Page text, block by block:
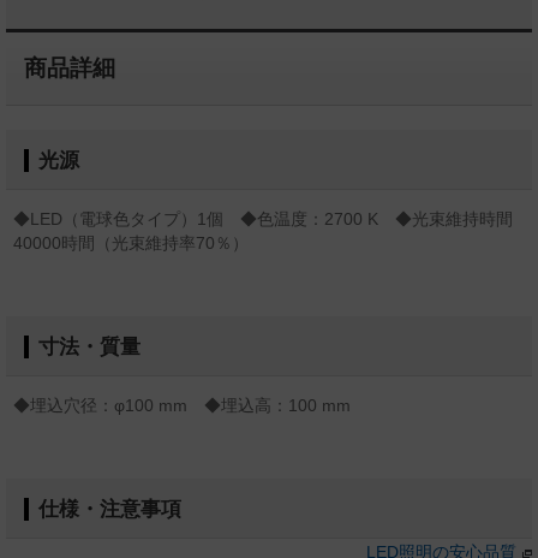
商品詳細
光源
◆LED（電球色タイプ）1個 ◆色温度：2700 K ◆光束維持時間
40000時間（光束維持率70％）
寸法・質量
◆埋込穴径：φ100 mm ◆埋込高：100 mm
仕様・注意事項
LED照明の安心品質